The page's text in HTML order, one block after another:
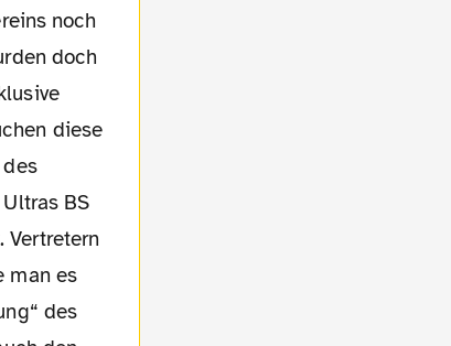
noch
doch
diese
BS
Vertretern
man es
des